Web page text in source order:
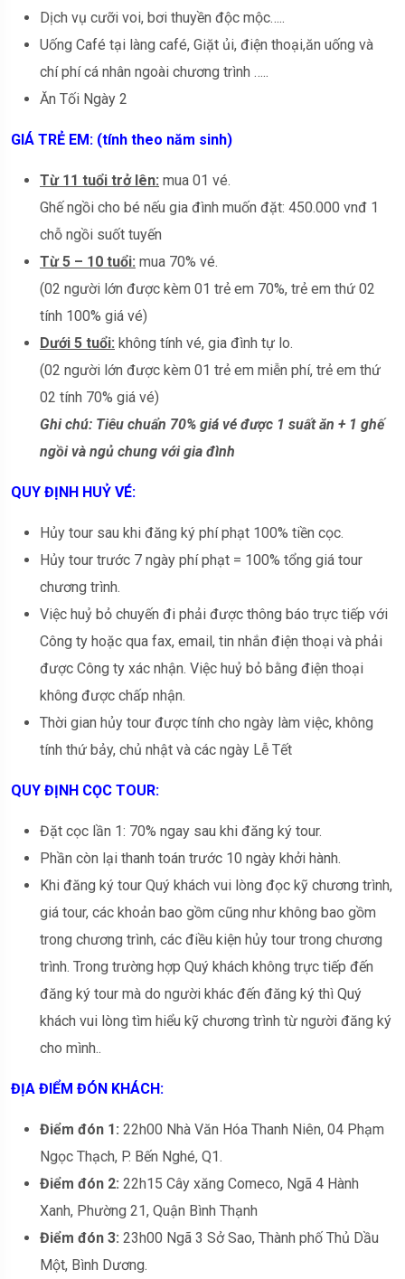
Dịch vụ cưỡi voi, bơi thuyền độc mộc…..
Uống Café tại làng café, Giặt ủi, điện thoại,ăn uống và
chí phí cá nhân ngoài chương trình …..
Ăn Tối Ngày 2
GIÁ TRẺ EM: (tính theo năm sinh)
Từ 11 tuổi trở lên: mua 01 vé.
Ghế ngồi cho bé nếu gia đình muốn đặt: 450.000 vnđ 1
chỗ ngồi suốt tuyến
Từ 5 – 10 tuổi: mua 70% vé.
(02 người lớn được kèm 01 trẻ em 70%, trẻ em thứ 02
tính 100% giá vé)
Dưới 5 tuổi: không tính vé, gia đình tự lo.
(02 người lớn được kèm 01 trẻ em miễn phí, trẻ em thứ
02 tính 70% giá vé)
Ghi chú: Tiêu chuẩn 70% giá vé được 1 suất ăn + 1 ghế
ngồi và ngủ chung với gia đình
QUY ĐỊNH HUỶ VÉ:
Hủy tour sau khi đăng ký phí phạt 100% tiền cọc.
Hủy tour trước 7 ngày phí phạt = 100% tổng giá tour
chương trình.
Việc huỷ bỏ chuyến đi phải được thông báo trực tiếp với
Công ty hoặc qua fax, email, tin nhắn điện thoại và phải
được Công ty xác nhận. Việc huỷ bỏ bằng điện thoại
không được chấp nhận.
Thời gian hủy tour được tính cho ngày làm việc, không
tính thứ bảy, chủ nhật và các ngày Lễ Tết
QUY ĐỊNH CỌC TOUR:
Đặt cọc lần 1: 70% ngay sau khi đăng ký tour.
Phần còn lại thanh toán trước 10 ngày khởi hành.
Khi đăng ký tour Quý khách vui lòng đọc kỹ chương trình,
giá tour, các khoản bao gồm cũng như không bao gồm
trong chương trình, các điều kiện hủy tour trong chương
trình. Trong trường hợp Quý khách không trực tiếp đến
đăng ký tour mà do người khác đến đăng ký thì Quý
khách vui lòng tìm hiểu kỹ chương trình từ người đăng ký
cho mình..
ĐỊA ĐIỂM ĐÓN KHÁCH:
Điểm đón 1: 22h00 Nhà Văn Hóa Thanh Niên, 04 Phạm
Ngọc Thạch, P. Bến Nghé, Q1.
Điểm đón 2: 22h15 Cây xăng Comeco, Ngã 4 Hành
Xanh, Phường 21, Quận Bình Thạnh
Điểm đón 3: 23h00 Ngã 3 Sở Sao, Thành phố Thủ Dầu
Một, Bình Dương.